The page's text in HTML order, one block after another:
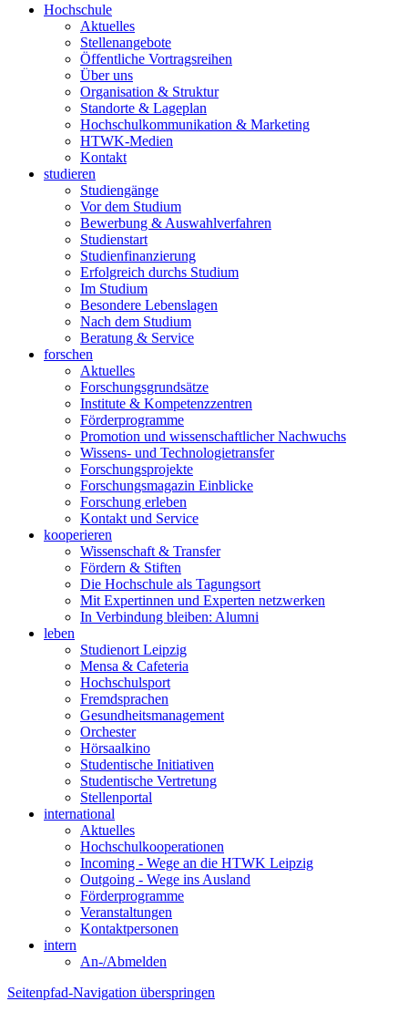
Hochschule
Aktuelles
Stellenangebote
Öffentliche Vortragsreihen
Über uns
Organisation & Struktur
Standorte & Lageplan
Hochschulkommunikation & Marketing
HTWK-Medien
Kontakt
studieren
Studiengänge
Vor dem Studium
Bewerbung & Auswahlverfahren
Studienstart
Studienfinanzierung
Erfolgreich durchs Studium
Im Studium
Besondere Lebenslagen
Nach dem Studium
Beratung & Service
forschen
Aktuelles
Forschungsgrundsätze
Institute & Kompetenzzentren
Förderprogramme
Promotion und wissenschaftlicher Nachwuchs
Wissens- und Technologietransfer
Forschungsprojekte
Forschungsmagazin Einblicke
Forschung erleben
Kontakt und Service
kooperieren
Wissenschaft & Transfer
Fördern & Stiften
Die Hochschule als Tagungsort
Mit Expertinnen und Experten netzwerken
In Verbindung bleiben: Alumni
leben
Studienort Leipzig
Mensa & Cafeteria
Hochschulsport
Fremdsprachen
Gesundheitsmanagement
Orchester
Hörsaalkino
Studentische Initiativen
Studentische Vertretung
Stellenportal
international
Aktuelles
Hochschulkooperationen
Incoming - Wege an die HTWK Leipzig
Outgoing - Wege ins Ausland
Förderprogramme
Veranstaltungen
Kontaktpersonen
intern
An-/Abmelden
Seitenpfad-Navigation überspringen